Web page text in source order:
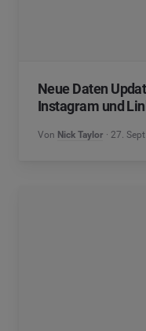
Neue Daten
Instagram und
Von Nick Taylor 27.